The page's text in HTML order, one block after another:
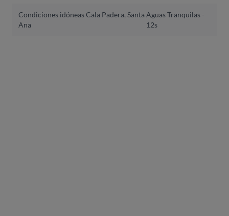
Condiciones idóneas Cala Padera, Santa
Ana
Aguas Tranquilas -
12s